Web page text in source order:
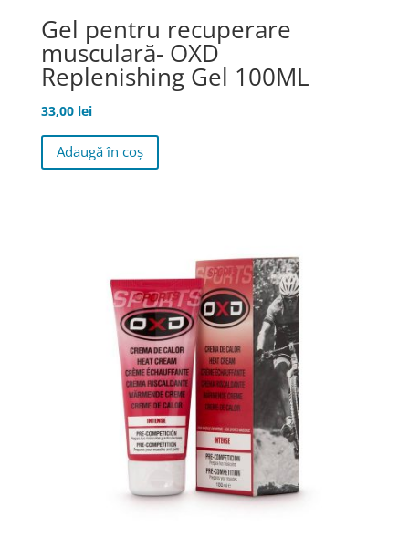
Gel pentru recuperare
musculară- OXD
Replenishing Gel 100ML
33,00 lei
Adaugă în coș